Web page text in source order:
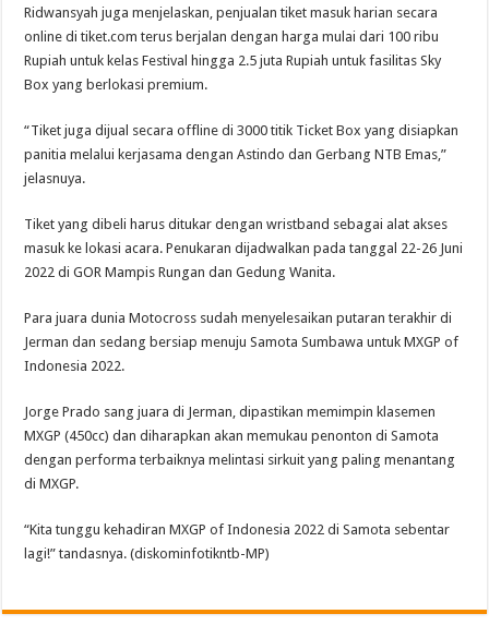
Ridwansyah juga menjelaskan, penjualan tiket masuk harian secara
online di tiket.com terus berjalan dengan harga mulai dari 100 ribu
Rupiah untuk kelas Festival hingga 2.5 juta Rupiah untuk fasilitas Sky
Box yang berlokasi premium.
“Tiket juga dijual secara offline di 3000 titik Ticket Box yang disiapkan
panitia melalui kerjasama dengan Astindo dan Gerbang NTB Emas,”
jelasnuya.
Tiket yang dibeli harus ditukar dengan wristband sebagai alat akses
masuk ke lokasi acara. Penukaran dijadwalkan pada tanggal 22-26 Juni
2022 di GOR Mampis Rungan dan Gedung Wanita.
Para juara dunia Motocross sudah menyelesaikan putaran terakhir di
Jerman dan sedang bersiap menuju Samota Sumbawa untuk MXGP of
Indonesia 2022.
Jorge Prado sang juara di Jerman, dipastikan memimpin klasemen
MXGP (450cc) dan diharapkan akan memukau penonton di Samota
dengan performa terbaiknya melintasi sirkuit yang paling menantang
di MXGP.
“Kita tunggu kehadiran MXGP of Indonesia 2022 di Samota sebentar
lagi!” tandasnya. (diskominfotikntb-MP)